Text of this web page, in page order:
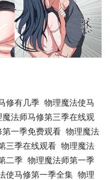
修有几季 物理魔法使马
魔法师马修第三季在线观
一季免费观看 物理魔法
三季在线观看 物理魔法
二季 物理魔法师第一季
使马修第一季全集 物理